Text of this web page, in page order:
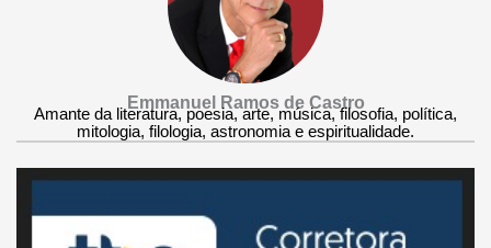
Emmanuel Ramos de Castro
Amante da literatura, poesia, arte, música, filosofia, política,
mitologia, filologia, astronomia e espiritualidade.